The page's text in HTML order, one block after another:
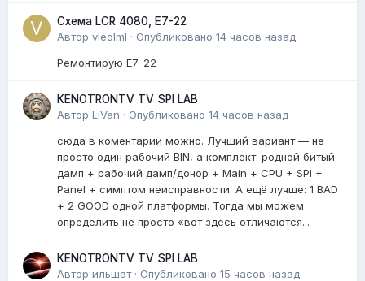
Схема LCR 4080, E7-22
Автор vleolml · Опубликовано 14 часов назад
Ремонтирую E7-22
KENOTRONTV TV SPI LAB
Автор LiVan · Опубликовано 14 часов назад
сюда в коментарии можно. Лучший вариант — не
просто один рабочий BIN, а комплект: родной битый
дамп + рабочий дамп/донор + Main + CPU + SPI +
Panel + симптом неисправности. А ещё лучше: 1 BAD
+ 2 GOOD одной платформы. Тогда мы можем
определить не просто «вот здесь отличаются...
KENOTRONTV TV SPI LAB
Автор ильшат· Опубликовано 15 часов назад